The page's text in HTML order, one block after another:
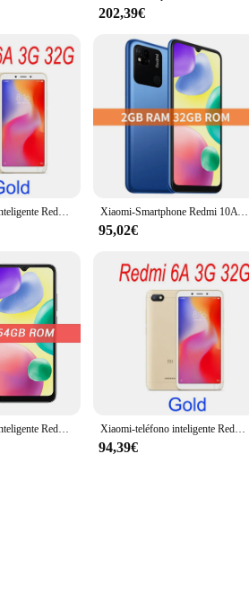
you can enjoy all-day usage without
the Redmi 10A's 4GB RAM and
202,39€
Xiaomi-teléfono inteligente Redmi 10A, Rom Global, 4 + 64GB, pantalla HD de 6,53 pulgadas, Helio G25, ocho núcleos, cámara de 13MP, reconocimiento de huella dactilar, batería de 5000mAh Xiaomi-Smartphone Redmi 10A versión Global, 2GB + 32GB/4GB + 128GB, MTK Helio G25, 6,53 pulgadas, 5000mAh, cámara de 13MP, carga rápida de 10W, Original
95,02€
Xiaomi-teléfono inteligente Redmi 10A, Rom Global, 4 + 64GB, pantalla HD de 6,53 pulgadas, Helio G25, ocho núcleos, cámara de 13MP, reconocimiento de huella dactilar, batería de 5000mAh Xiaomi-teléfono inteligente Redmi 10A, Rom Global, 4 + 64GB, pantalla HD de 6,53 pulgadas, Helio G25, ocho núcleos, cámara de 13MP, reconocimiento de huella dactilar, batería de 5000mAh
94,39€